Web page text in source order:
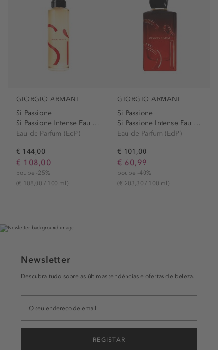
GIORGIO ARMANI
Si Passione
Si Passione Intense Eau de...
Eau de Parfum (EdP)
€ 144,00
€ 108,00
poupe -25%
(€ 108,00 / 100 ml)
GIORGIO ARMANI
Si Passione
Si Passione Intense Eau de...
Eau de Parfum (EdP)
€ 101,00
€ 60,99
poupe -40%
(€ 203,30 / 100 ml)
Newsletter
Descubra tudo sobre as últimas tendências e ofertas de beleza.
REGISTAR